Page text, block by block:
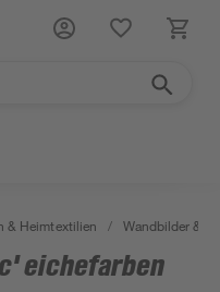
& Heimtextilien / Wandbilder &
eichefarben